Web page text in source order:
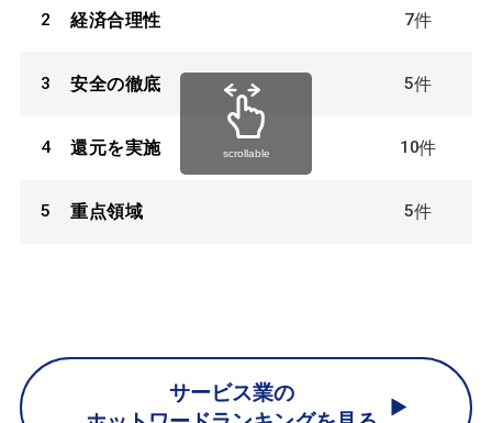
2 経済合理性 7件
3 安全の徹底 5件
4 還元を実施 10件
5 重点領域 5件
scrollable
サービス業の